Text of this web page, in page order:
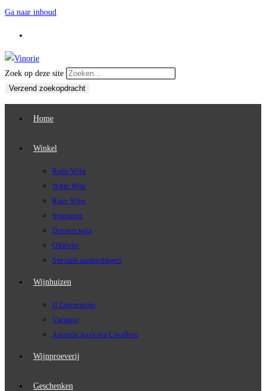
Ga naar inhoud
Zoek op deze site
Verzend zoekopdracht
Home
Winkel
Rode Wijn
Witte Wijn
Rose Wijn
Spumante
Dessert wijn
Olijfolie
Speciale aanbiedingen
Wijnhuizen
Il Conventino
Vignano
Azienda Agricola Cavallero
Wijnproeverij
Geschenken